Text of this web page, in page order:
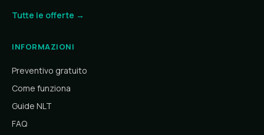
Tutte le offerte →
INFORMAZIONI
Preventivo gratuito
Come funziona
Guide NLT
FAQ